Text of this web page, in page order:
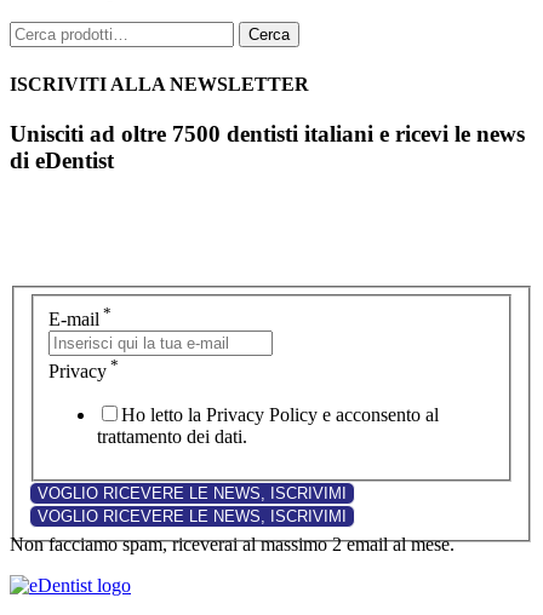
Cerca: Cerca
ISCRIVITI ALLA NEWSLETTER
Unisciti ad oltre 7500 dentisti italiani e ricevi le news
di eDentist
E-mail *
Privacy *
Ho letto la Privacy Policy e acconsento al
trattamento dei dati.
Non facciamo spam, riceverai al massimo 2 email al mese.